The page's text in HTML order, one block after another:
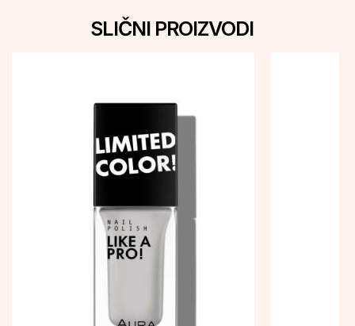
SLIČNI PROIZVODI